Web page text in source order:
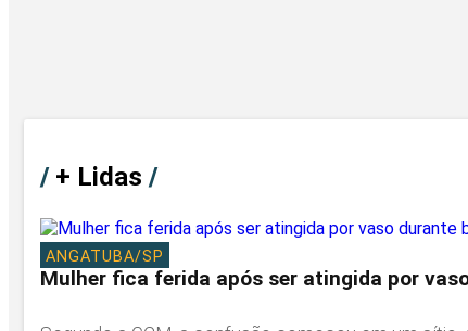
/+ Lidas /
ANGATUBA/SP
Mulher fica ferida após ser atingida por